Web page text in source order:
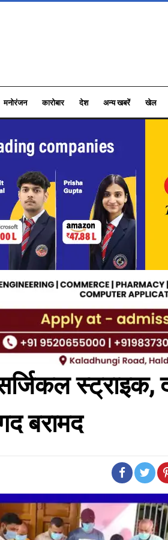
मनोरंजन कारोबार देश अन्य खबरें खेल
स्ट्राइक,
बरामद